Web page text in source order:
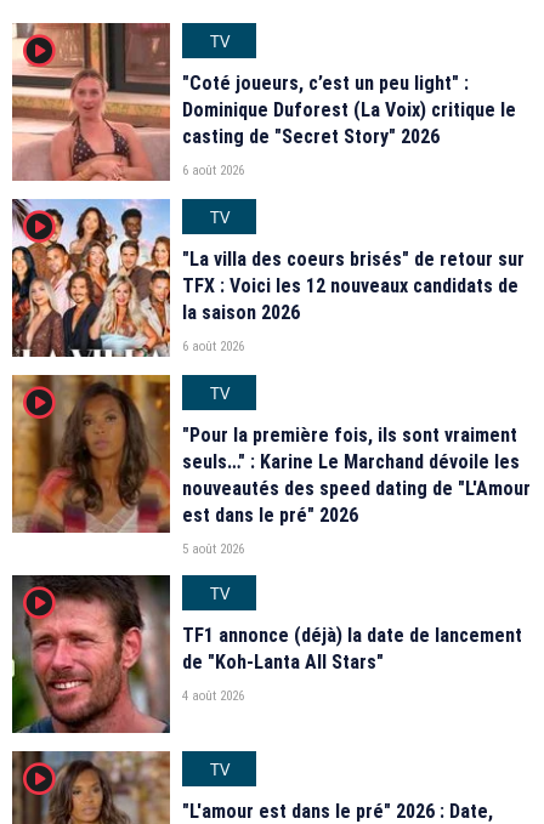
player2
TV
"Coté joueurs, c’est un peu light" :
Dominique Duforest (La Voix) critique le
casting de "Secret Story" 2026
6 août 2026
player2
TV
"La villa des coeurs brisés" de retour sur
TFX : Voici les 12 nouveaux candidats de
la saison 2026
6 août 2026
player2
TV
"Pour la première fois, ils sont vraiment
seuls…" : Karine Le Marchand dévoile les
nouveautés des speed dating de "L'Amour
est dans le pré" 2026
5 août 2026
player2
TV
TF1 annonce (déjà) la date de lancement
de "Koh-Lanta All Stars"
4 août 2026
player2
TV
"L'amour est dans le pré" 2026 : Date,